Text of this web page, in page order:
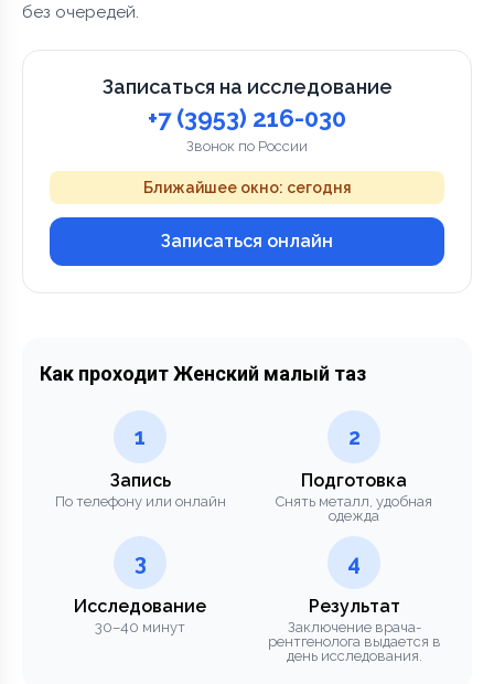
без очередей.
Записаться на исследование
+7 (3953) 216-030
Звонок по России
Ближайшее окно: сегодня
Записаться онлайн
Как проходит Женский малый таз
1
Запись
По телефону или онлайн
2
Подготовка
Снять металл, удобная
одежда
3
Исследование
30–40 минут
4
Результат
Заключение врача-
рентгенолога выдается в
день исследования.